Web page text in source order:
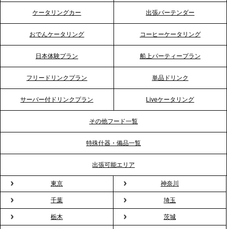
2026.4.21
プレスリリースのご案内｜「温かな食」が会話のス
イッチに。新入社員研修で《食体験としてのケータ
プレスリリースのご案内｜ケータリングのセカンド
テーブル、横浜事務所を新設。神奈川エリアのサー
ビス提供体制を強化し、質の高い「場づくり」をサ
TBS「Nスタ」で、2ndTable「1DISH」の花見オー
ドブルが紹介されました
2026.3.23
プレスリリースのご案内｜入社式の“そのまま懇親
ケータリングカー 出張バーテンダー
おでんケータリング コーヒーケータリング
日本体験プラン 船上パーティープラン
フリードリンクプラン 単品ドリンク
サーバー付ドリンクプラン Liveケータリング
その他フード一覧
特殊什器・備品一覧
出張可能エリア
東京 神奈川
千葉 埼玉
栃木 茨城